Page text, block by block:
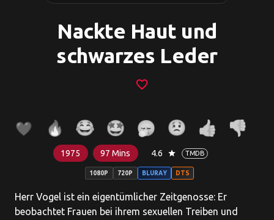
Nackte Haut und
schwarzes Leder
favorite_border
1975 97 Mins 4.6 star TMDB
1080P 720P BLURAY DTS
Herr Vogel ist ein eigentümlicher Zeitgenosse: Er
beobachtet Frauen bei ihrem sexuellen Treiben und